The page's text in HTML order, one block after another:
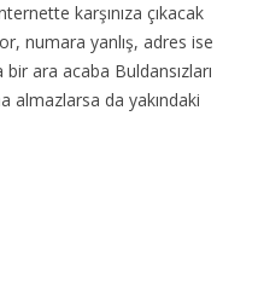
karşınıza çıkacak
numara yanlış, adres ise
ara acaba Buldansızları
almazlarsa da yakındaki